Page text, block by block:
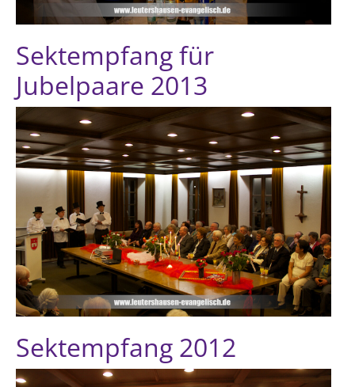
Sektempfang für
Jubelpaare 2013
Sektempfang 2012